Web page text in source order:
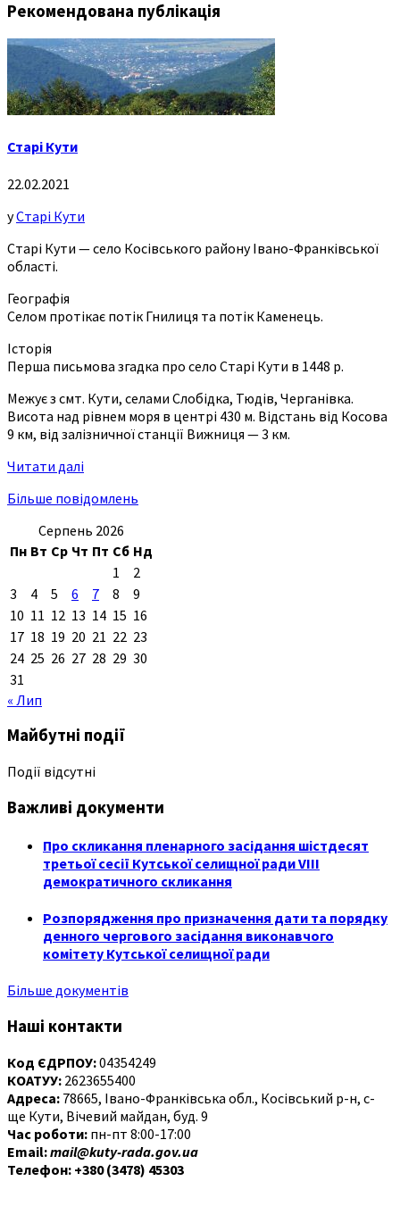
Рекомендована публікація
Старі Кути
22.02.2021
уСтарі Кути
Старі Кути — село Косівського району Івано-Франківської
області.
Географія
Селом протікає потік Гнилиця та потік Каменець.
Історія
Перша письмова згадка про село Старі Кути в 1448 р.
Межує з смт. Кути, селами Слобідка, Тюдів, Черганівка.
Висота над рівнем моря в центрі 430 м. Відстань від Косова
9 км, від залізничної станції Вижниця — 3 км.
Читати далі
Більше повідомлень
Серпень 2026
Пн Вт Ср Чт Пт Сб Нд
1
2
3
4 5 6 7 8
9
10 11 12 13 14 15 16
17 18 19 20 21 22 23
24 25 26 27 28 29 30
31
« Лип
Майбутні події
Події відсутні
Важливі документи
Про скликання пленарного засідання шістдесят
третьої сесії Кутської селищної ради VIII
демократичного скликання
Розпорядження про призначення дати та порядку
денного чергового засідання виконавчого
комітету Кутської селищної ради
Більше документів
Наші контакти
Код ЄДРПОУ:04354249
КОАТУУ: 2623655400
Адреса: 78665, Івано-Франківська обл., Косівський р-н, с-
ще Кути, Вічевий майдан, буд. 9
Час роботи: пн-пт 8:00-17:00
Email:mail@kuty-rada.gov.ua
Телефон: +380 (3478) 45303